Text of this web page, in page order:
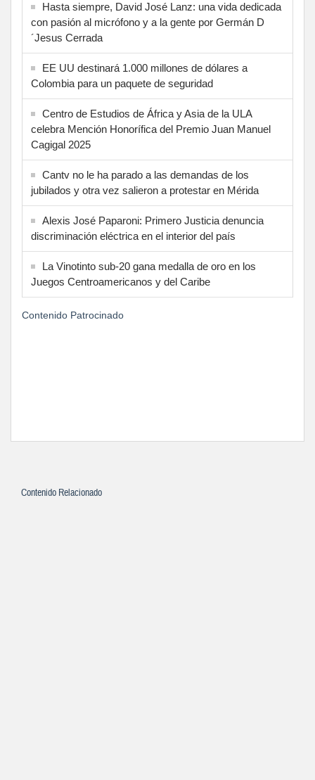
Hasta siempre, David José Lanz: una vida dedicada
con pasión al micrófono y a la gente por Germán D
´Jesus Cerrada
EE UU destinará 1.000 millones de dólares a
Colombia para un paquete de seguridad
Centro de Estudios de África y Asia de la ULA
celebra Mención Honorífica del Premio Juan Manuel
Cagigal 2025
Cantv no le ha parado a las demandas de los
jubilados y otra vez salieron a protestar en Mérida
Alexis José Paparoni: Primero Justicia denuncia
discriminación eléctrica en el interior del país
La Vinotinto sub-20 gana medalla de oro en los
Juegos Centroamericanos y del Caribe
Contenido Patrocinado
Contenido Relacionado